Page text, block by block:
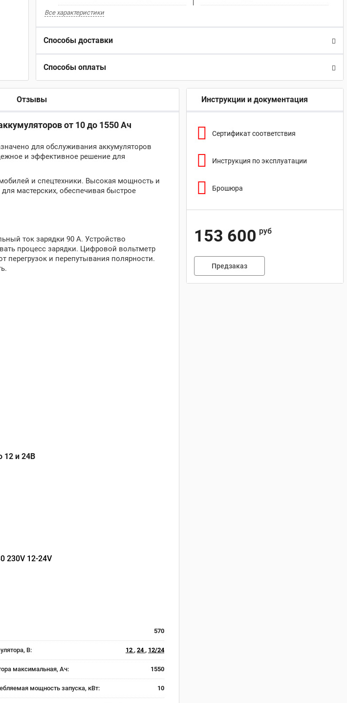
Все характеристики
Способы доставки
Способы оплаты
Отзывы
от 10 до 1550 Ач
для обслуживания аккумуляторов
и эффективное решение для
и спецтехники. Высокая мощность и
мастерских, обеспечивая быстрое
ток зарядки 90 А. Устройство
процесс зарядки. Цифровой вольтметр
перегрузок и перепутывания полярности.
12 и 24В
230V 12-24V
570
В: 12 , 24, 12/24
максимальная, Ач: 1550
мощность запуска, кВт: 10
Инструкции и документация
Сертификат соответствия
Инструкция по эксплуатации
Брошюра
153 600 руб
Предзаказ